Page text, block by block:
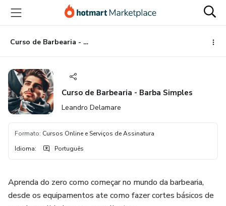
para
conteúdo
principal
para
pagamento
para
rodapé
Curso de Barbearia - Barba Simples
Curso de Barbearia - Barba Simples
Leandro Delamare
Formato: Cursos Online e Serviços de Assinatura
Idioma: Português
Aprenda do zero como começar no mundo da barbearia,
desde os equipamentos ate como fazer cortes básicos de